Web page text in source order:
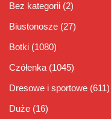
Bez kategorii (2)
Biustonosze (27)
Botki (1080)
Czółenka (1045)
Dresowe i sportowe (611)
Duże (16)